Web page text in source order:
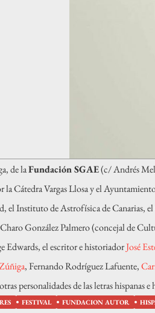
de laFundación SGAE(c/ Andrés
Cátedra Vargas Llosa y el
el Instituto de Astrofísica de Canarias,
González Palmero (concejal de
Edwards, el escritor e historiadorJosé
, Fernando Rodríguez Lafuente,
personalidades de las letras hispanas e
FESTIVAL FUNDACION AUTOR